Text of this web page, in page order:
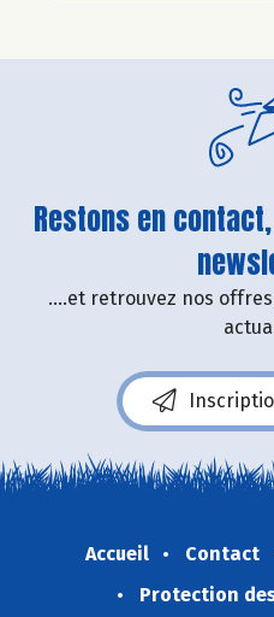
Restons en
....et retrouvez nos
Accueil Contact
Protection